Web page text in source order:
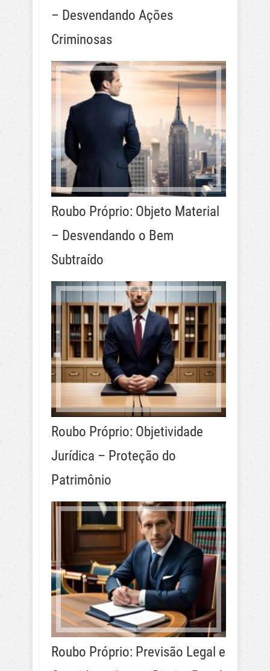
– Desvendando Ações
Criminosas
Roubo Próprio: Objeto Material
– Desvendando o Bem
Subtraído
Roubo Próprio: Objetividade
Jurídica – Proteção do
Patrimônio
Roubo Próprio: Previsão Legal e